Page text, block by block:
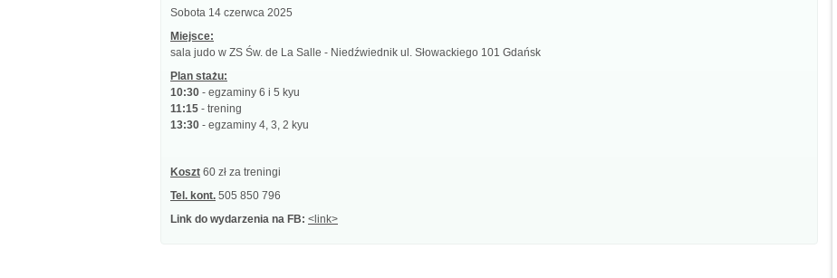
Sobota 14 czerwca 2025
Miejsce:
sala judo w ZS Św. de La Salle - Niedźwiednik ul. Słowackiego 101 Gdańsk
Plan stażu:
10:30 - egzaminy 6 i 5 kyu
11:15 - trening
13:30 - egzaminy 4, 3, 2 kyu
Koszt 60 zł za treningi
Tel. kont. 505 850 796
Link do wydarzenia na FB: <link>